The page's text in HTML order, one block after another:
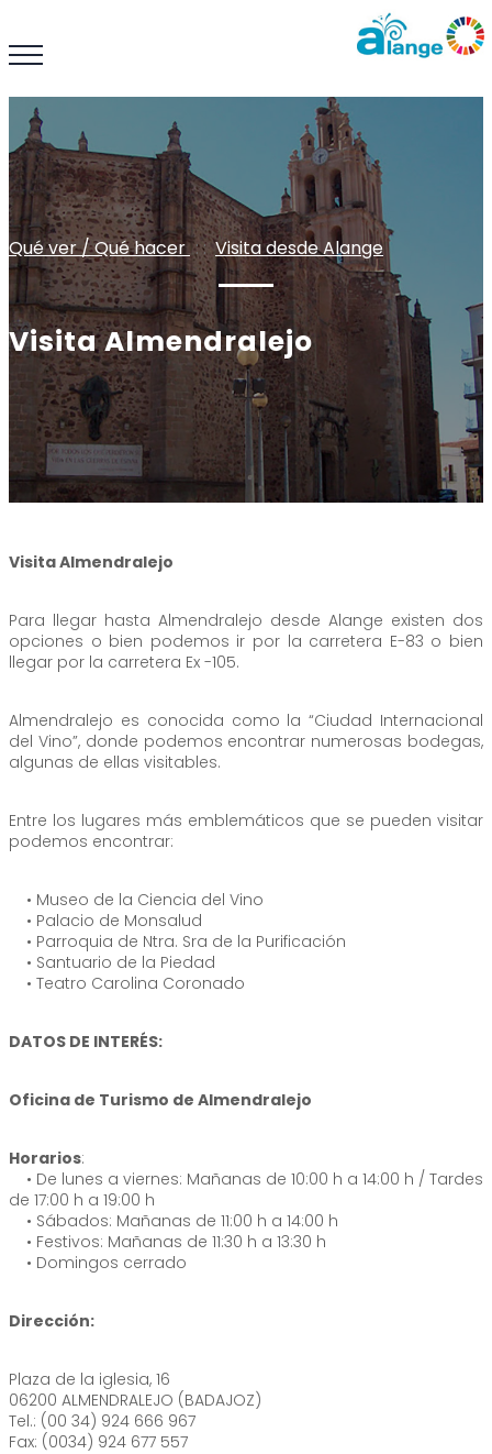
Qué ver / Qué hacer: : Visita desde Alange
Visita Almendralejo
Visita Almendralejo
Para llegar hasta Almendralejo desde Alange existen dos
opciones o bien podemos ir por la carretera E-83 o bien
llegar por la carretera Ex -105.
Almendralejo es conocida como la “Ciudad Internacional
del Vino”, donde podemos encontrar numerosas bodegas,
algunas de ellas visitables.
Entre los lugares más emblemáticos que se pueden visitar
podemos encontrar:
• Museo de la Ciencia del Vino
• Palacio de Monsalud
• Parroquia de Ntra. Sra de la Purificación
• Santuario de la Piedad
• Teatro Carolina Coronado
DATOS DE INTERÉS:
Oficina de Turismo de Almendralejo
Horarios:
• De lunes a viernes: Mañanas de 10:00 h a 14:00 h / Tardes
de 17:00 h a 19:00 h
• Sábados: Mañanas de 11:00 h a 14:00 h
• Festivos: Mañanas de 11:30 h a 13:30 h
• Domingos cerrado
Dirección:
Plaza de la iglesia, 16
06200 ALMENDRALEJO (BADAJOZ)
Tel.: (00 34) 924 666 967
Fax: (0034) 924 677 557